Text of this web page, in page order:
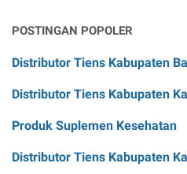
POSTINGAN POPOLER
Distributor Tiens Kabupaten
Distributor Tiens Kabupaten
Produk Suplemen Kesehatan
Distributor Tiens Kabupaten